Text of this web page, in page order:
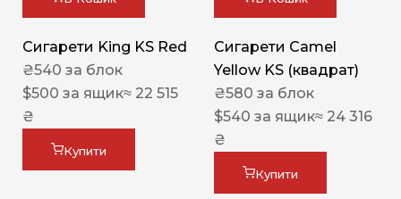
Сигарети King KS Red
₴540 за блок
$500 за ящик≈ 22 515
₴
Купити
Сигарети Camel
Yellow KS (квадрат)
₴580 за блок
$540 за ящик≈ 24 316
₴
Купити